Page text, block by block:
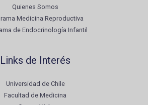
Quienes Somos
Medicina Reproductiva
de Endocrinología Infantil
Links de Interés
Universidad de Chile
Facultad de Medicina